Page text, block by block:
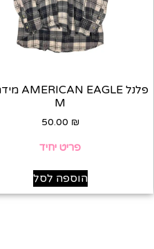
M
50.00 ₪
פריט יחיד
הוספה לסל